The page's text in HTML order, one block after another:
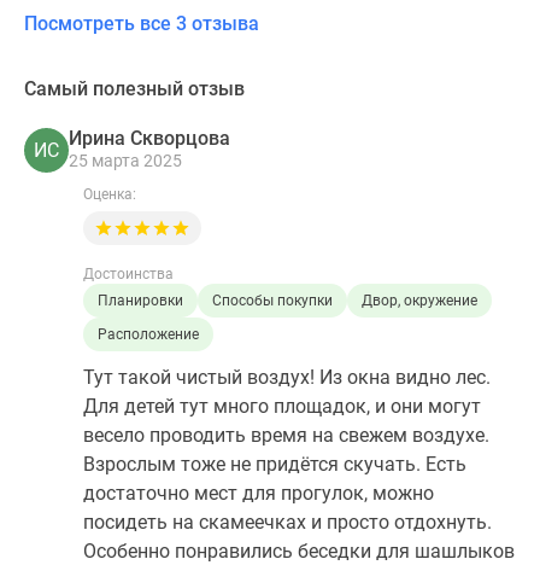
Посмотреть все 3 отзыва
Самый полезный отзыв
ИС
Ирина Скворцова
25 марта 2025
Оценка:
Достоинства
Планировки
Способы покупки
Двор, окружение
Расположение
Тут такой чистый воздух! Из окна видно лес.
Для детей тут много площадок, и они могут
весело проводить время на свежем воздухе.
Взрослым тоже не придётся скучать. Есть
достаточно мест для прогулок, можно
посидеть на скамеечках и просто отдохнуть.
Особенно понравились беседки для шашлыков